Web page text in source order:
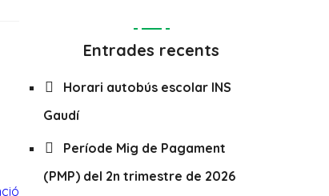
Entrades recents
Horari autobús escolar INS
Gaudí
Període Mig de Pagament
(PMP) del 2n trimestre de 2026